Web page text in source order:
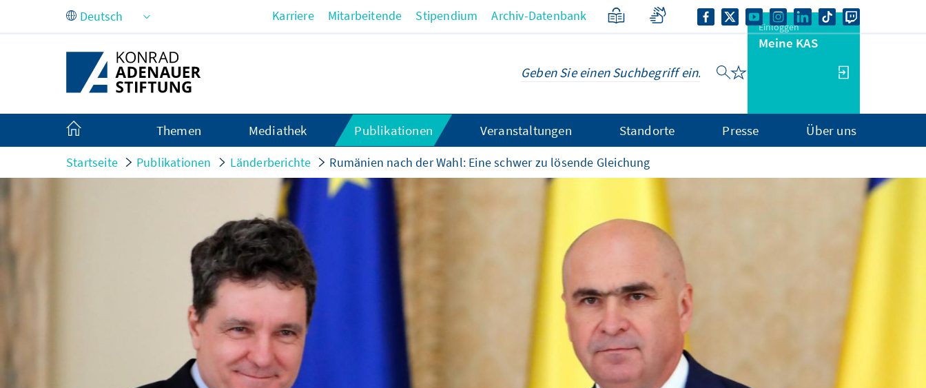
Zum Hauptinhalt springen Karriere Mitarbeitende Stipendium Archiv-Datenbank
Einloggen
Meine KAS
Themen Mediathek Publikationen Veranstaltungen Standorte Presse Über uns
Startseite Publikationen Länderberichte Rumänien nach der Wahl: Eine schwer zu lösende Gleichung